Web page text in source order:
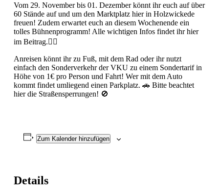
Vom 29. November bis 01. Dezember könnt ihr euch auf über
60 Stände auf und um den Marktplatz hier in Holzwickede
freuen! Zudem erwartet euch an diesem Wochenende ein
tolles Bühnenprogramm! Alle wichtigen Infos findet ihr hier
im Beitrag.☝🏼
Anreisen könnt ihr zu Fuß, mit dem Rad oder ihr nutzt
einfach den Sonderverkehr der VKU zu einem Sondertarif in
Höhe von 1€ pro Person und Fahrt! Wer mit dem Auto
kommt findet umliegend einen Parkplatz. 🚗 Bitte beachtet
hier die Straßensperrungen! 🚫
Zum Kalender hinzufügen
Details